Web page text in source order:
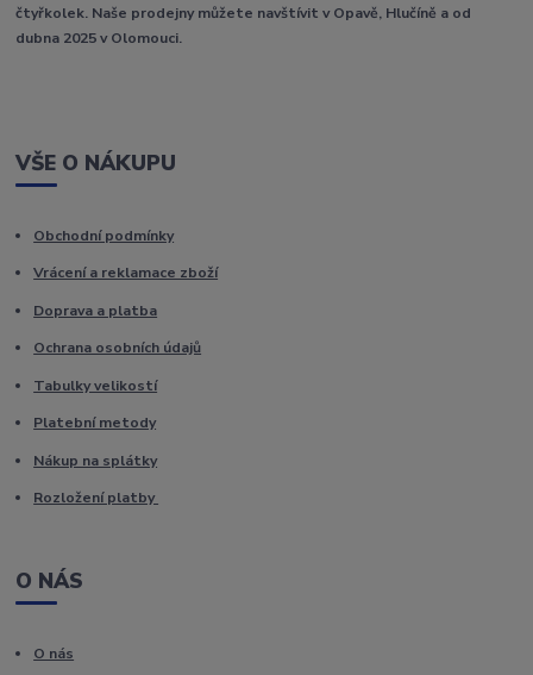
čtyřkolek. Naše prodejny můžete navštívit v Opavě, Hlučíně a od
dubna 2025 v Olomouci.
VŠE O NÁKUPU
Obchodní podmínky
Vrácení a reklamace zboží
Doprava a platba
Ochrana osobních údajů
Tabulky velikostí
Platební metody
Nákup na splátky
Rozložení platby
O NÁS
O nás